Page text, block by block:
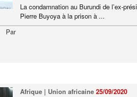
La condamnation au Burundi de l’ex-
Pierre Buyoya à la prison à ...
Par
Afrique | Union africaine25/09/2020